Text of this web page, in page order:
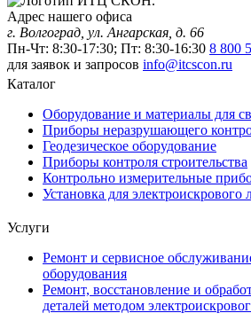
Адрес нашего офиса
г. Волгоград, ул. Ангарская, д. 66
Пн-Чт: 8:30-17:30; Пт: 8:30-16:30 8 800
для заявок и запросов info@itcscon.ru
Каталог
Оборудование и материалы для
Приборы неразрушающего
Геодезическое оборудование
Приборы контроля строительства
Контрольно измерительные
Установка для электроискрового
Услуги
Ремонт и сервисное
оборудования
Ремонт, восстановление и
деталей методом